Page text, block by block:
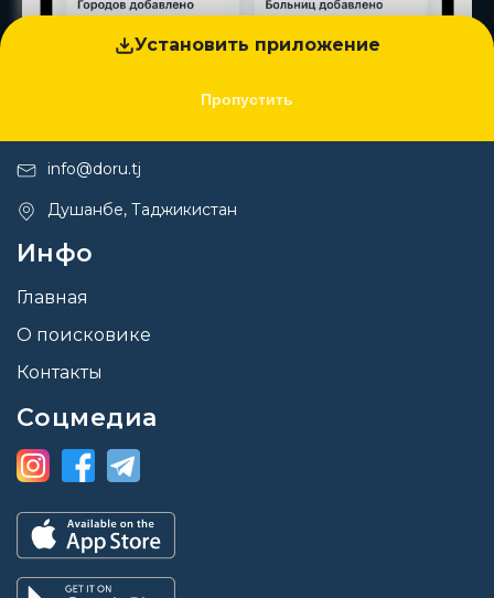
Установить приложение
Пропустить
info@doru.tj
Душанбе, Таджикистан
Инфо
Главная
О поисковике
Контакты
Соцмедиа